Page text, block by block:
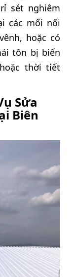
sét nghiêm
các mối nối
hoặc có
tôn bị biến
thời tiết
Sửa
Biên